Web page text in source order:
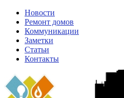
Новости
Ремонт домов
Коммуникации
Заметки
Статьи
Контакты